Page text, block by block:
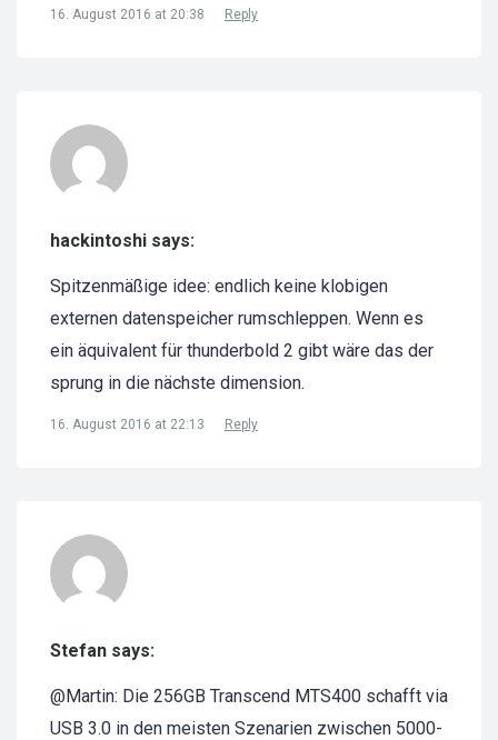
16. August 2016 at 20:38 Reply
hackintoshi says:
Spitzenmäßige idee: endlich keine klobigen
externen datenspeicher rumschleppen. Wenn es
ein äquivalent für thunderbold 2 gibt wäre das der
sprung in die nächste dimension.
16. August 2016 at 22:13 Reply
Stefan says:
@Martin: Die 256GB Transcend MTS400 schafft via
USB 3.0 in den meisten Szenarien zwischen 5000-